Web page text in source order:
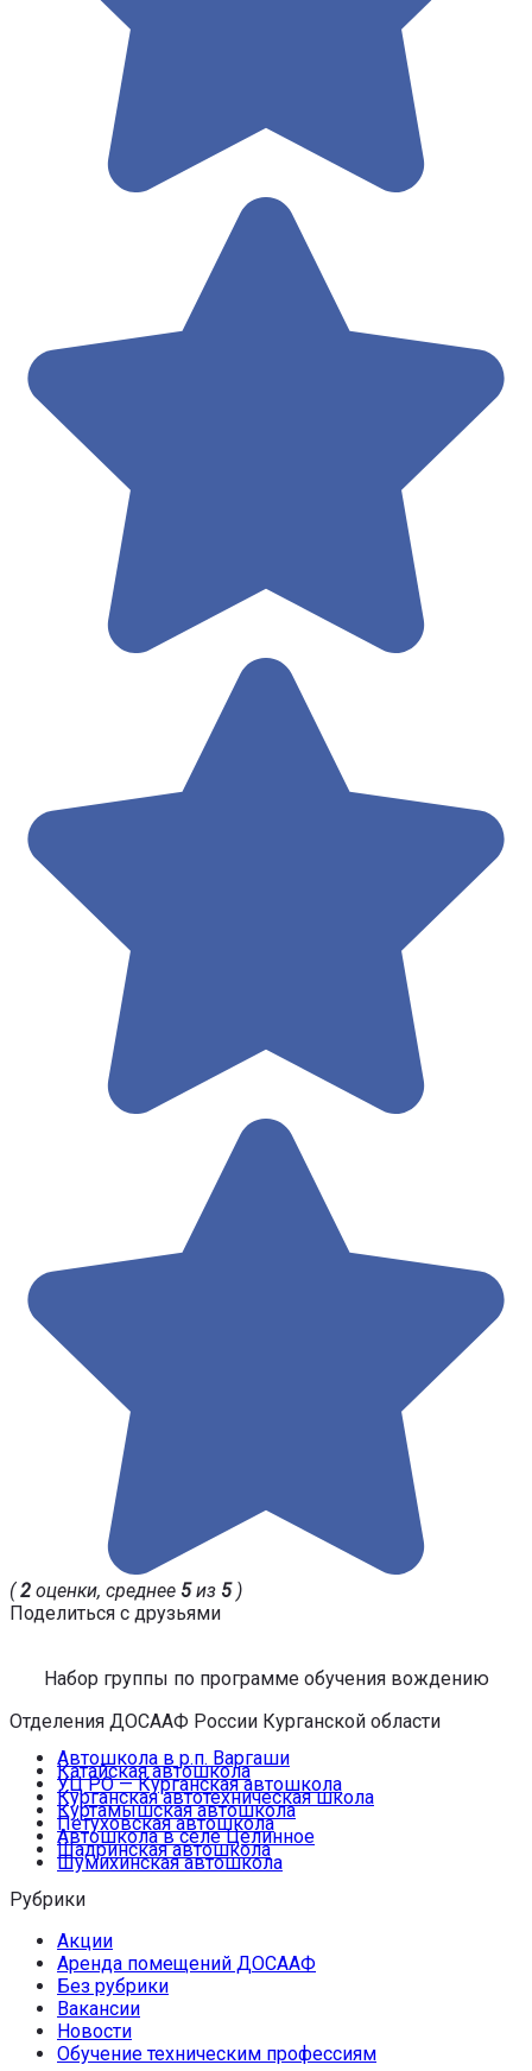
(2 оценки, среднее 5из 5)
Поделиться с друзьями
Набор группы по программе обучения вождению
Отделения ДОСААФ России Курганской области
Автошкола в р.п. Варгаши
Катайская автошкола
УЦ РО — Курганская автошкола
Курганская автотехническая школа
Куртамышская автошкола
Петуховская автошкола
Автошкола в селе Целинное
Шадринская автошкола
Шумихинская автошкола
Рубрики
Акции
Аренда помещений ДОСААФ
Без рубрики
Вакансии
Новости
Обучение техническим профессиям